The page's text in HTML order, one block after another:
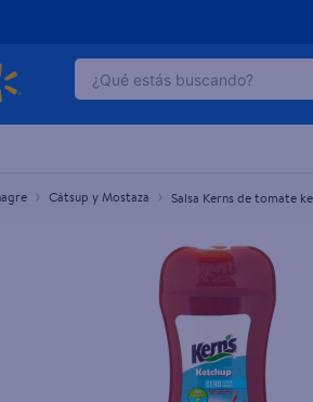
¿Qué estás buscando?
Cátsup y Mostaza Salsa Kerns de tomate
tomate ketchup - 520 g
TÉRMINOS MÁS
2.
dove uv
celulares
huggies
hellmanns
refrigerador